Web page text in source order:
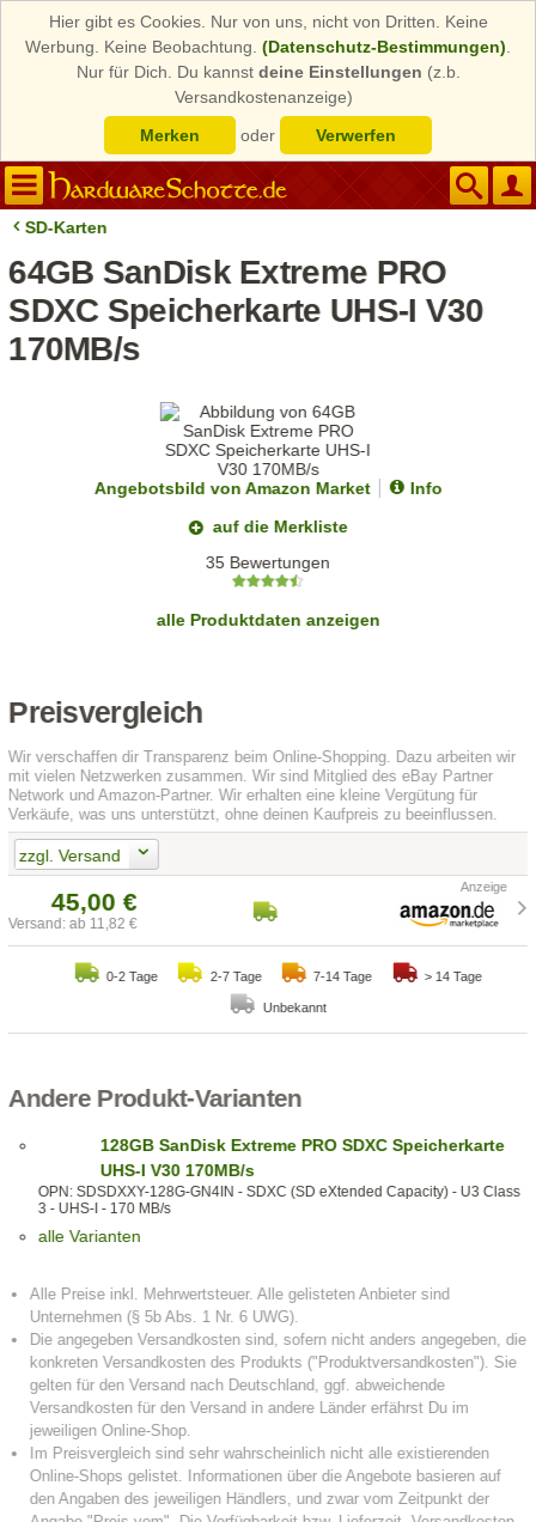
Hier gibt es Cookies. Nur von uns, nicht von Dritten. Keine
Werbung. Keine Beobachtung. (Datenschutz-Bestimmungen)
Nur für Dich. Du kannst deine Einstellungen (z.b.
Versandkostenanzeige)
Merken
oder Verwerfen
SD-Karten
64GB SanDisk Extreme PRO
SDXC Speicherkarte UHS-I V30
170MB/s
Angebotsbild von Amazon Market
Info
auf die Merkliste
35 Bewertungen
alle Produktdaten anzeigen
Preisvergleich
Wir verschaffen dir Transparenz beim Online-Shopping. Dazu arbeiten wir
mit vielen Netzwerken zusammen. Wir sind Mitglied des eBay Partner
Network und Amazon-Partner. Wir erhalten eine kleine Vergütung für
Verkäufe, was uns unterstützt, ohne deinen Kaufpreis zu beeinflussen.
zzgl. Versand
45,00 €
Versand: ab 11,82 €
0-2 Tage 2-7 Tage 7-14 Tage > 14 Tage
Unbekannt
Andere Produkt-Varianten
128GB SanDisk Extreme PRO SDXC Speicherkarte
UHS-I V30 170MB/s
OPN: SDSDXXY-128G-GN4IN - SDXC (SD eXtended Capacity) - U3 Class
3 - UHS-I - 170 MB/s
alle Varianten